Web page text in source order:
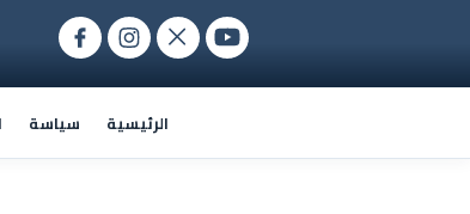
الرئيسية سياسة